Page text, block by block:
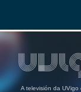
A televisión da UVigo